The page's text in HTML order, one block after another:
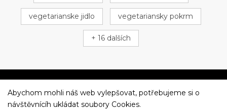
vegetarianske jidlo vegetariansky pokrm
+ 16 dalších
Večeříme společně
Abychom mohli náš web vylepšovat, potřebujeme si o
návštěvnícíh ukládat soubory Cookies.